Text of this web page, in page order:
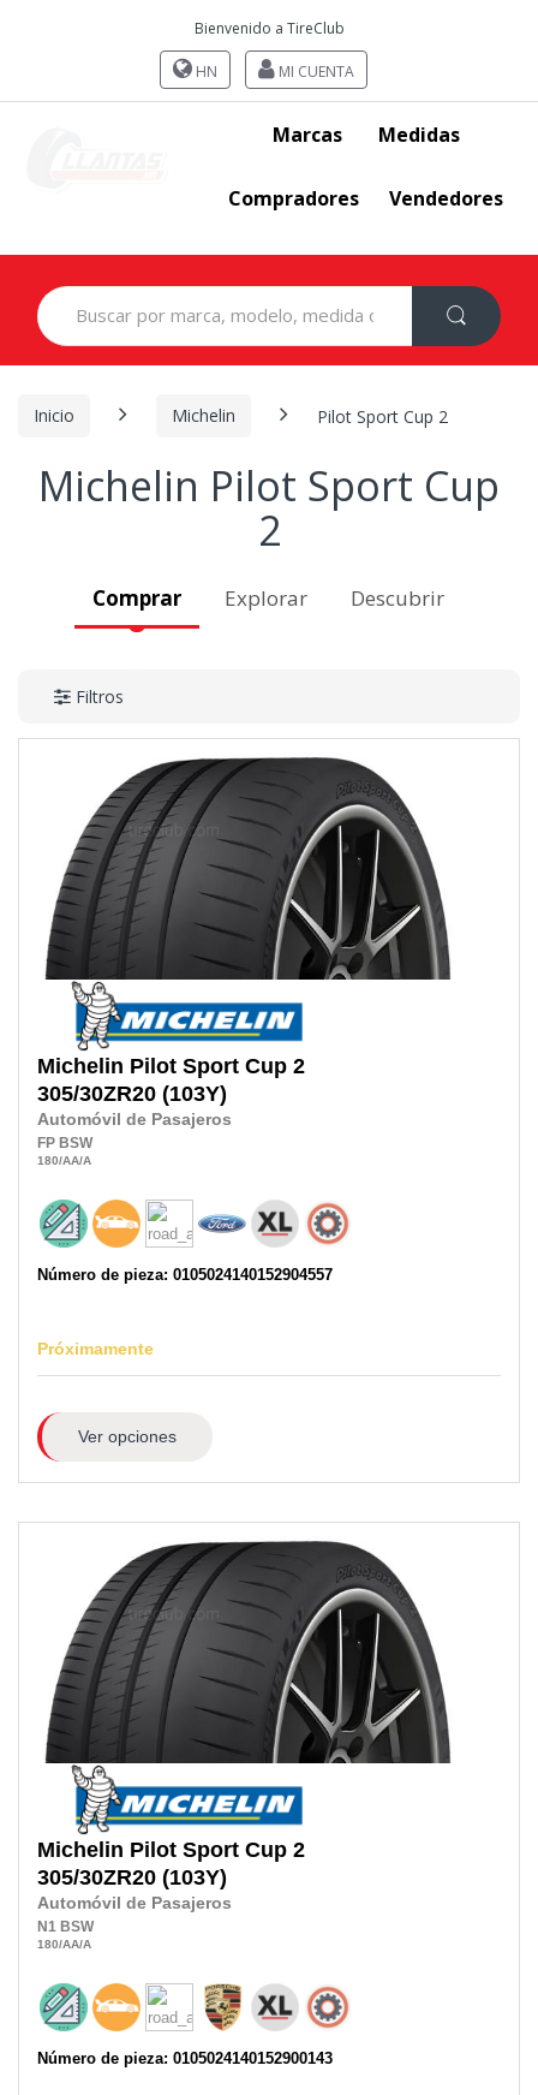
Bienvenido a TireClub
HN MI CUENTA
Marcas Medidas
Compradores Vendedores
Search
for:
Inicio Michelin Pilot Sport Cup 2
Michelin Pilot Sport Cup
2
Comprar Explorar Descubrir
Filtros
Michelin Pilot Sport Cup 2
305/30ZR20 (103Y)
Automóvil de Pasajeros
FP BSW
180/AA/A
Número de pieza: 0105024140152904557
Próximamente
Ver opciones
Michelin Pilot Sport Cup 2
305/30ZR20 (103Y)
Automóvil de Pasajeros
N1 BSW
180/AA/A
Número de pieza: 0105024140152900143